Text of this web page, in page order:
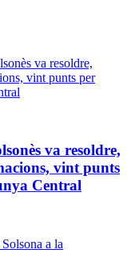
va resoldre,
vint punts
Central